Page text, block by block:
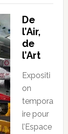
De
l’Air,
de
l’Art
Expositi
on
tempora
ire pour
l’Espace